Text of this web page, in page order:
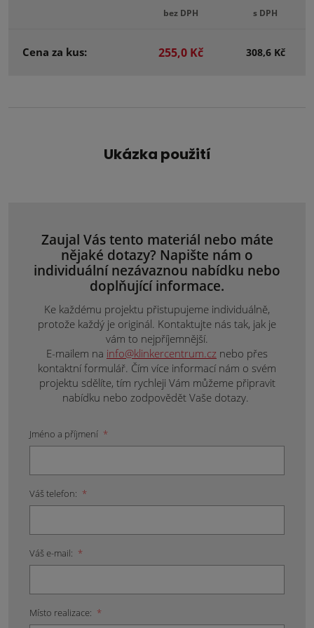
bez DPH s DPH
Cena za kus: 255,0 Kč 308,6 Kč
Ukázka použití
Zaujal Vás tento materiál nebo máte
nějaké dotazy? Napište nám o
individuální nezávaznou nabídku nebo
doplňující informace.
Ke každému projektu přistupujeme individuálně,
protože každý je originál. Kontaktujte nás tak, jak je
vám to nejpříjemnější.
E-mailem na info@klinkercentrum.cz nebo přes
kontaktní formulář. Čím více informací nám o svém
projektu sdělíte, tím rychleji Vám můžeme připravit
nabídku nebo zodpovědět Vaše dotazy.
Jméno a příjmení *
Váš telefon: *
Váš e-mail: *
Místo realizace: *